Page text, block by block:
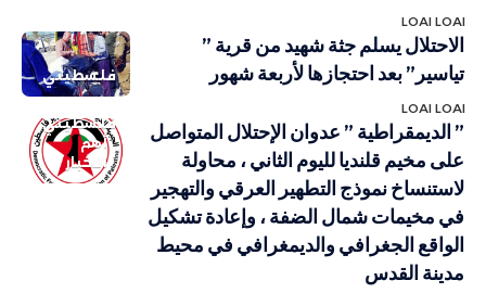
LOAI LOAI
فلسطيني
الاحتلال يسلم جثة شهيد من قرية ”
تياسير” بعد احتجازها لأربعة شهور
LOAI LOAI
فلسطيني
أهم
الاخبار
” الديمقراطية ” عدوان الإحتلال المتواصل
على مخيم قلنديا لليوم الثاني ، محاولة
لاستنساخ نموذج التطهير العرقي والتهجير
في مخيمات شمال الضفة ، وإعادة تشكيل
الواقع الجغرافي والديمغرافي في محيط
مدينة القدس